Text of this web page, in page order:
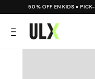
50% OFF EN KIDS ●